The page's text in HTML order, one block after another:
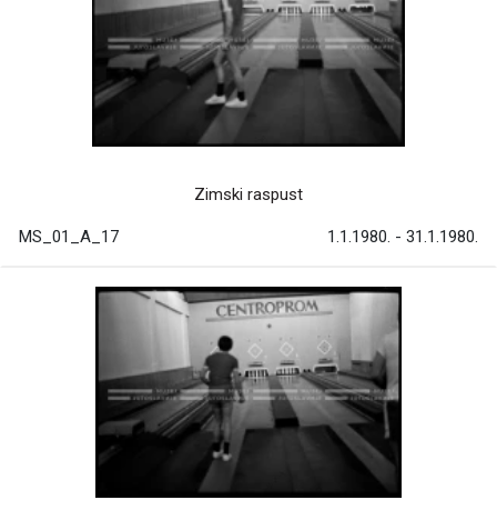
Zimski raspust
MS_01_A_17 1.1.1980. - 31.1.1980.